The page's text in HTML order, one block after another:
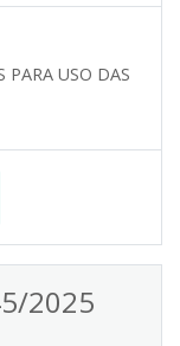
PARA USO DAS
2025